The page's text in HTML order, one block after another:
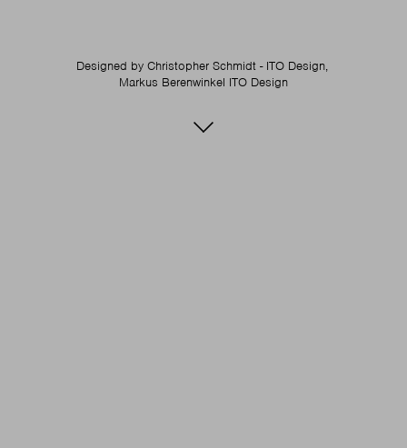
Designed by Christopher Schmidt - ITO Design,
Markus Berenwinkel ITO Design